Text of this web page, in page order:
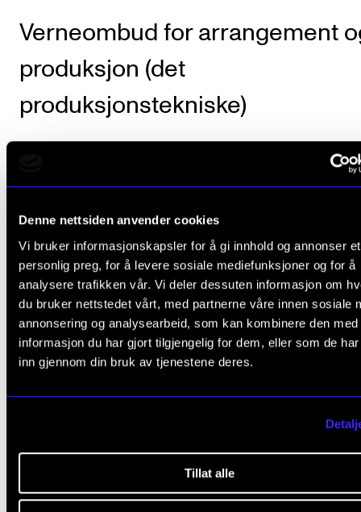
Denne nettsiden anvender cookies
Vi bruker informasjonskapsler for å gi innhold og annonser et
personlig preg, for å levere sosiale mediefunksjoner og for å
analysere trafikken vår. Vi deler dessuten informasjon om
du bruker nettstedet vårt, med partnerne våre innen sosiale
annonsering og analysearbeid, som kan kombinere den med
informasjon du har gjort tilgjengelig for dem, eller som de
inn gjennom din bruk av tjenestene deres.
Tillat alle
Verneombud for arrangement
produksjon (det
produksjonstekniske)
Seniorkonsulent
Fant du det du lette etter?
a
e